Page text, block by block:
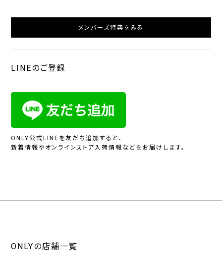
メンバーズ特典をみる
LINEのご登録
ONLY公式LINEを友だち追加すると、
新着情報やオンラインストア入荷情報などをお届けします。
ONLYの店舗一覧